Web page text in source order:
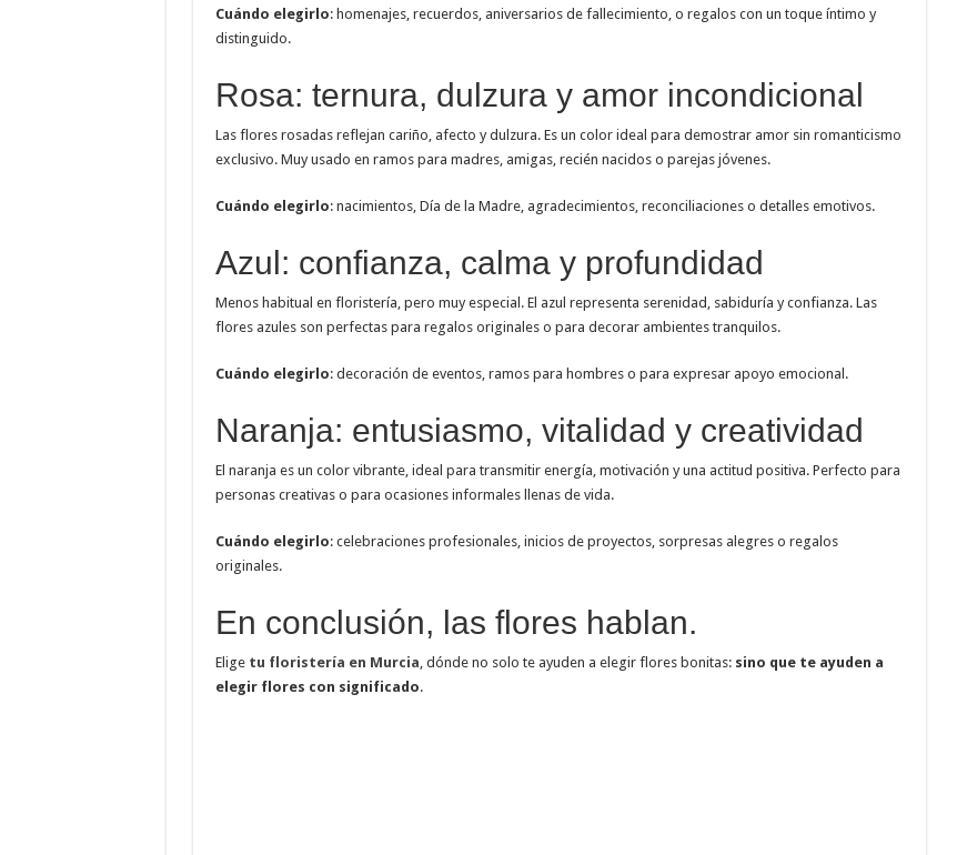
Cuándo elegirlo: homenajes, recuerdos, aniversarios de fallecimiento, o regalos con un toque íntimo y
distinguido.
Rosa: ternura, dulzura y amor incondicional
Las flores rosadas reflejan cariño, afecto y dulzura. Es un color ideal para demostrar amor sin romanticismo
exclusivo. Muy usado en ramos para madres, amigas, recién nacidos o parejas jóvenes.
Cuándo elegirlo: nacimientos, Día de la Madre, agradecimientos, reconciliaciones o detalles emotivos.
Azul: confianza, calma y profundidad
Menos habitual en floristería, pero muy especial. El azul representa serenidad, sabiduría y confianza. Las
flores azules son perfectas para regalos originales o para decorar ambientes tranquilos.
Cuándo elegirlo: decoración de eventos, ramos para hombres o para expresar apoyo emocional.
Naranja: entusiasmo, vitalidad y creatividad
El naranja es un color vibrante, ideal para transmitir energía, motivación y una actitud positiva. Perfecto para
personas creativas o para ocasiones informales llenas de vida.
Cuándo elegirlo: celebraciones profesionales, inicios de proyectos, sorpresas alegres o regalos
originales.
En conclusión, las flores hablan.
Eligetu floristería en Murcia, dónde no solo te ayuden a elegir flores bonitas: sino que te ayuden a
elegir flores con significado.